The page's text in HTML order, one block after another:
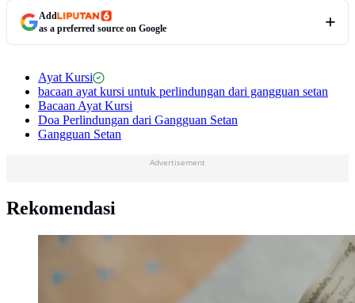
Add
as a preferred source on Google
Ayat Kursi
bacaan ayat kursi untuk perlindungan dari gangguan setan
Bacaan Ayat Kursi
Doa Perlindungan dari Gangguan Setan
Gangguan Setan
Advertisement
Rekomendasi